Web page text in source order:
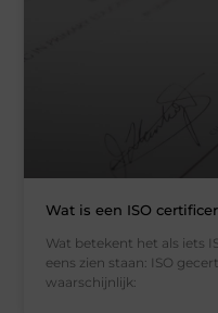
Wat is een ISO
Wat betekent het als iets
eens zien staan: ISO
waarschijnlijk: